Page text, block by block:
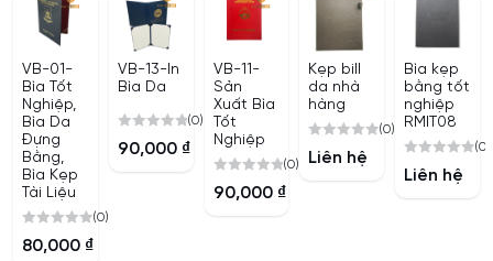
VB-01-
Bìa Tốt
Nghiệp,
Bìa Da
Đựng
Bằng,
Bìa Kẹp
Tài Liệu
0
(0)
80,000 ₫
VB-13-In
Bìa Da
0
(0)
90,000 ₫
VB-11-
Sản
Xuất Bìa
Tốt
Nghiệp
0
(0)
90,000 ₫
Kẹp bill
da nhà
hàng
0
(0)
Liên hệ
Bìa kẹp
bằng tốt
nghiệp
RMIT08
0
(0)
Liên hệ